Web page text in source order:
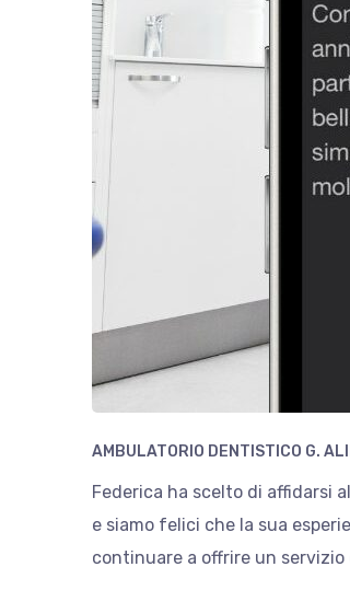
AMBULATORIO DENTISTICO G.
Federica ha scelto di affidarsi
e siamo felici che la sua
continuare a offrire un